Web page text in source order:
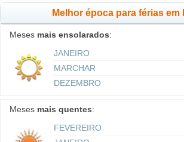
Melhor época para férias em
Meses mais ensolarados:
JANEIRO
MARCHAR
DEZEMBRO
Meses mais quentes:
FEVEREIRO